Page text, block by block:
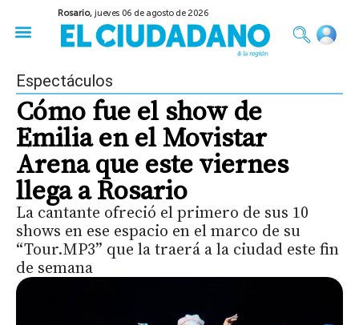
Rosario,jueves 06 de agosto de 2026
Espectáculos
Cómo fue el show de
Emilia en el Movistar
Arena que este viernes
llega a Rosario
La cantante ofreció el primero de sus 10
shows en ese espacio en el marco de su
“Tour.MP3” que la traerá a la ciudad este fin
de semana